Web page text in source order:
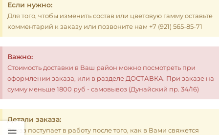
Если нужно:
Для того, чтобы изменить состав или цветовую гамму оставьте
комментарий к заказу или позвоните нам +7 (921) 565-85-71
Важно:
Стоимость доставки в Ваш район можно посмотреть при
оформлении заказа, или в разделе ДОСТАВКА. При заказе на
сумму меньше 1800 руб - самовывоз (Дунайский пр. 34/16)
Детали заказа:
Заказ поступает в работу после того, как в Вами свяжется